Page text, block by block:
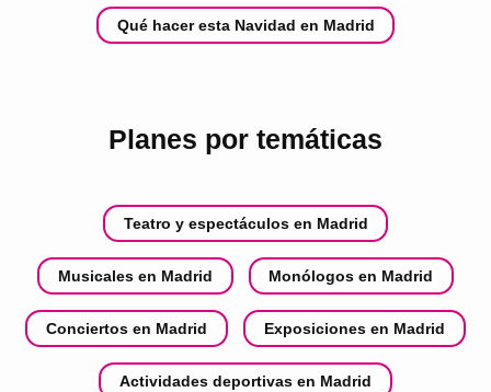
Qué hacer esta Navidad en Madrid
Planes por temáticas
Teatro y espectáculos en Madrid
Musicales en Madrid Monólogos en Madrid
Conciertos en Madrid Exposiciones en Madrid
Actividades deportivas en Madrid